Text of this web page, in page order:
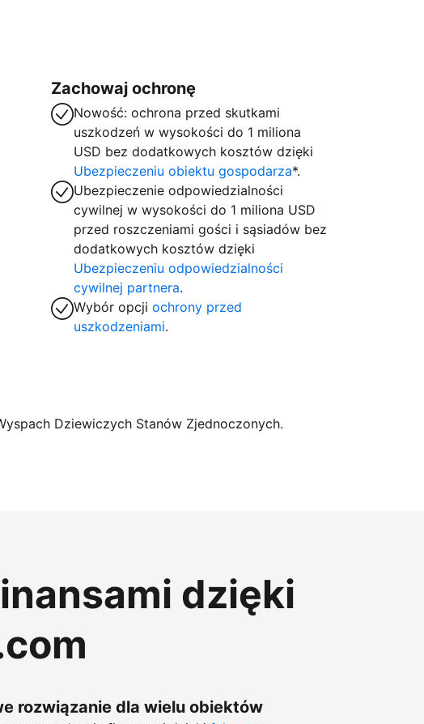
Zachowaj ochronę
Nowość: ochrona przed skutkami
uszkodzeń w wysokości do 1 miliona
USD bez dodatkowych kosztów dzięki
Ubezpieczeniu obiektu gospodarza*.
Ubezpieczenie odpowiedzialności
cywilnej w wysokości do 1 miliona USD
przed roszczeniami gości i sąsiadów bez
dodatkowych kosztów dzięki
Ubezpieczeniu odpowiedzialności
cywilnej partnera.
Wybór opcjiochrony przed
uszkodzeniami.
Dziewiczych Stanów Zjednoczonych.
dzięki
rozwiązanie dla wielu obiektów